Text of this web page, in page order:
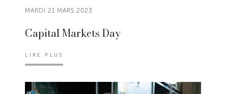
MARDI 21 MARS 2023
Capital Markets Day
LIRE PLUS